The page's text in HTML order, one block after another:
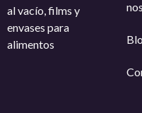
al vacío, films y
envases para
alimentos